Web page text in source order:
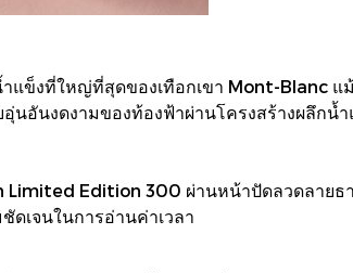
แข็งที่ใหญ่ที่สุดของเทือกเขา Mont-Blanc แ
นอันงดงามของท้องฟ้าผ่านโครงสร้างผลึกน้
Edition 300 ผ่านหน้าปัดลวดลายธ
ดเจนในการอ่านค่าเวลา